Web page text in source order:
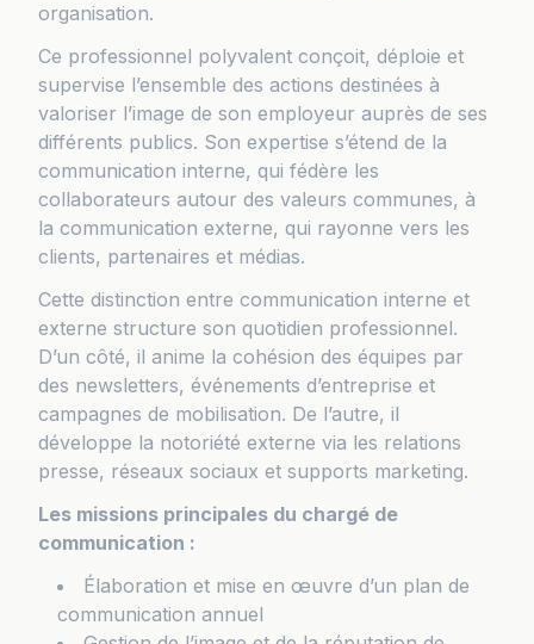
organisation.
Ce professionnel polyvalent conçoit, déploie et
supervise l’ensemble des actions destinées à
valoriser l’image de son employeur auprès de ses
différents publics. Son expertise s’étend de la
communication interne, qui fédère les
collaborateurs autour des valeurs communes, à
la communication externe, qui rayonne vers les
clients, partenaires et médias.
Cette distinction entre communication interne et
externe structure son quotidien professionnel.
D’un côté, il anime la cohésion des équipes par
des newsletters, événements d’entreprise et
campagnes de mobilisation. De l’autre, il
développe la notoriété externe via les relations
presse, réseaux sociaux et supports marketing.
Les missions principales du chargé de
communication :
Élaboration et mise en œuvre d’un plan de
communication annuel